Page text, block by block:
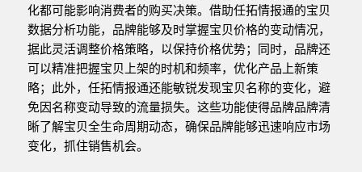
化都可能影响消费者的购买决策。借助任拓情报通的宝贝
数据分析功能，品牌能够及时掌握宝贝价格的变动情况，
据此灵活调整价格策略，以保持价格优势；同时，品牌还
可以精准把握宝贝上架的时机和频率，优化产品上新策
略；此外，任拓情报通还能敏锐发现宝贝名称的变化，避
免因名称变动导致的流量损失。这些功能使得品牌品牌清
晰了解宝贝全生命周期动态，确保品牌能够迅速响应市场
变化，抓住销售机会。